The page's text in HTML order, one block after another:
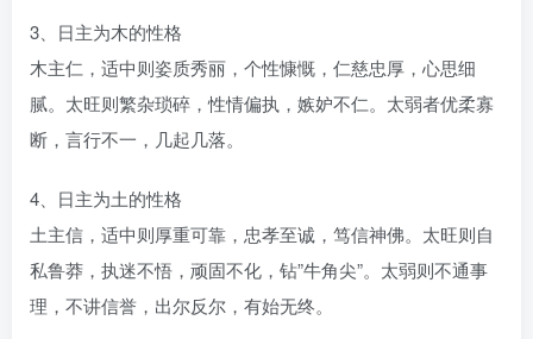
3、日主为木的性格
木主仁，适中则姿质秀丽，个性慷慨，仁慈忠厚，心思细
腻。太旺则繁杂琐碎，性情偏执，嫉妒不仁。太弱者优柔寡
断，言行不一，几起几落。
4、日主为土的性格
土主信，适中则厚重可靠，忠孝至诚，笃信神佛。太旺则自
私鲁莽，执迷不悟，顽固不化，钻”牛角尖”。太弱则不通事
理，不讲信誉，出尔反尔，有始无终。